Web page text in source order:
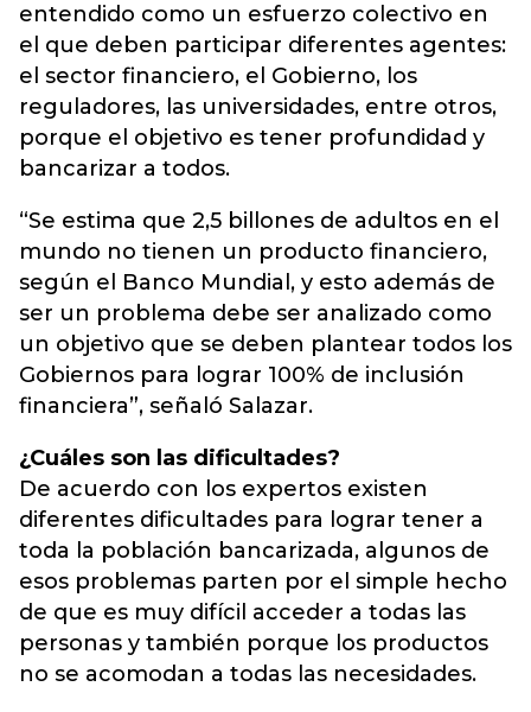
entendido como un esfuerzo colectivo en
el que deben participar diferentes agentes:
el sector financiero, el Gobierno, los
reguladores, las universidades, entre otros,
porque el objetivo es tener profundidad y
bancarizar a todos.
“Se estima que 2,5 billones de adultos en el
mundo no tienen un producto financiero,
según el Banco Mundial, y esto además de
ser un problema debe ser analizado como
un objetivo que se deben plantear todos los
Gobiernos para lograr 100% de inclusión
financiera”, señaló Salazar.
¿Cuáles son las dificultades?
De acuerdo con los expertos existen
diferentes dificultades para lograr tener a
toda la población bancarizada, algunos de
esos problemas parten por el simple hecho
de que es muy difícil acceder a todas las
personas y también porque los productos
no se acomodan a todas las necesidades.